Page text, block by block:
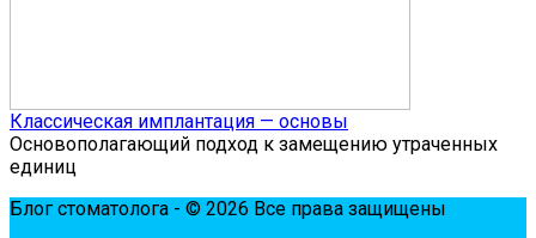
Классическая имплантация — основы
Основополагающий подход к замещению утраченных
единиц
Блог стоматолога - © 2026 Все права защищены